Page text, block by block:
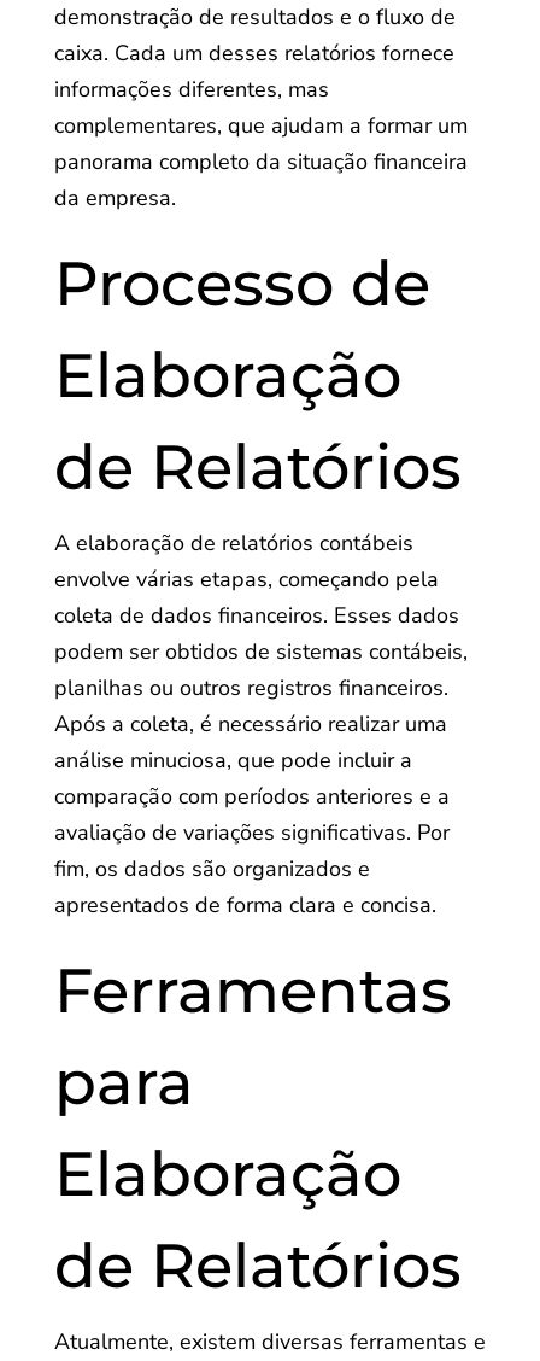
demonstração de resultados e o fluxo de
caixa. Cada um desses relatórios fornece
informações diferentes, mas
complementares, que ajudam a formar um
panorama completo da situação financeira
da empresa.
Processo de
Elaboração
de Relatórios
A elaboração de relatórios contábeis
envolve várias etapas, começando pela
coleta de dados financeiros. Esses dados
podem ser obtidos de sistemas contábeis,
planilhas ou outros registros financeiros.
Após a coleta, é necessário realizar uma
análise minuciosa, que pode incluir a
comparação com períodos anteriores e a
avaliação de variações significativas. Por
fim, os dados são organizados e
apresentados de forma clara e concisa.
Ferramentas
para
Elaboração
de Relatórios
Atualmente, existem diversas ferramentas e